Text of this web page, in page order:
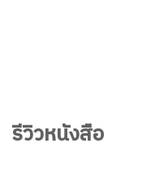
รีวิวหนังสือ